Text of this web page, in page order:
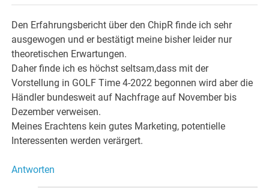
Den Erfahrungsbericht über den ChipR finde ich sehr
ausgewogen und er bestätigt meine bisher leider nur
theoretischen Erwartungen.
Daher finde ich es höchst seltsam,dass mit der
Vorstellung in GOLF Time 4-2022 begonnen wird aber die
Händler bundesweit auf Nachfrage auf November bis
Dezember verweisen.
Meines Erachtens kein gutes Marketing, potentielle
Interessenten werden verärgert.
Antworten